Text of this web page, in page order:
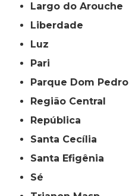
Largo do Arouche
Liberdade
Luz
Pari
Parque Dom Pedro
Região Central
República
Santa Cecília
Santa Efigênia
Sé